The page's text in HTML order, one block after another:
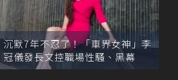
沉默7年不忍了！「車界女神」李
冠儀發長文控職場性騷、黑幕